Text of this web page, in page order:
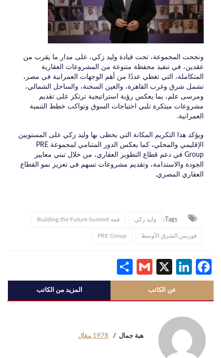
ونجحت المجموعة، تحت قيادة وليد زكي، على مدار ما يقرب من
عقدين، في تنفيذ محفظة متنوعة من المشروعات العقارية
المتكاملة، التي تغطي عددًا من أهم الوجهات العمرانية في مصر،
تشمل شرق وغرب القاهرة، والعين السخنة، والساحل الشمالي،
ومرسى علم، بما يعكس رؤية استراتيجية ترتكز على تقديم
مشروعات مبتكرة تلبي احتياجات السوق وتواكب خطط التنمية
العمرانية.
ويؤكد هذا التكريم المكانة التي يحظى بها وليد زكي على المستويين
الإقليمي والمحلي، كما يعكس الدور المتنامي لمجموعة PRE
Group في دعم قطاع التطوير العقاري، من خلال تبني معايير
الجودة والاستدامة، وتقديم مشروعات تسهم في تعزيز نمو القطاع
العقاري المصري.
Tags: وليد زكي قمة Building the Future Summit
فوربس الشرق الأوسط PRE Group
Facebook
LinkedIn
X
Gmail
عن الكاتب المزيد من الكاتب
هبة جمال 1978 مقال